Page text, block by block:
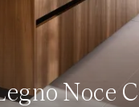
Noce